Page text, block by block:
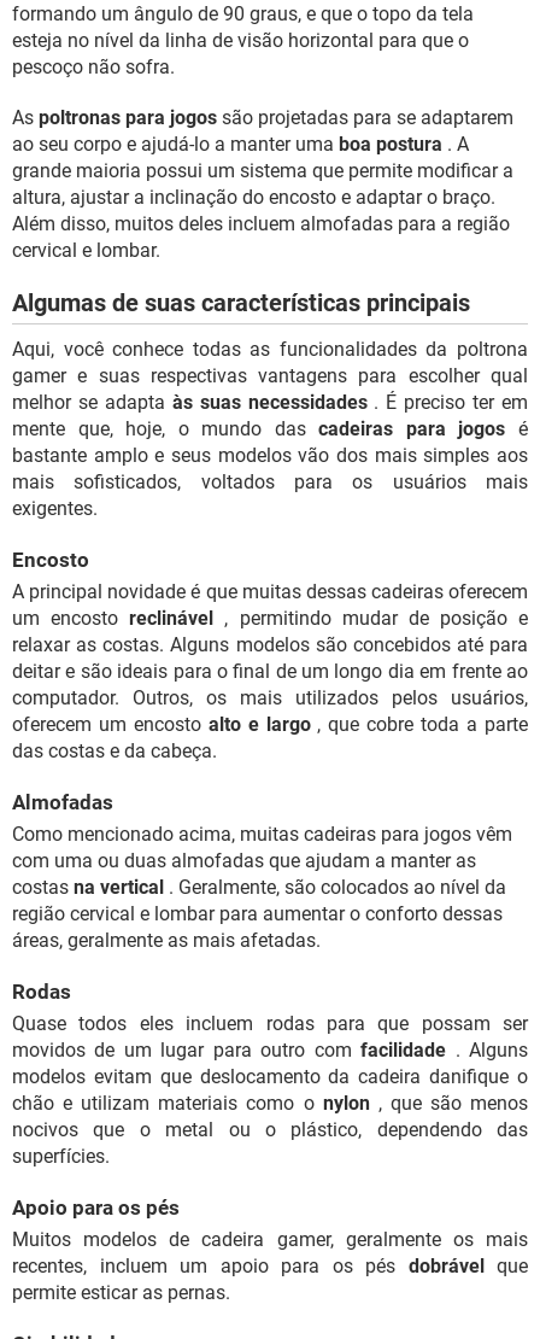
formando um ângulo de 90 graus, e que o topo da tela
esteja no nível da linha de visão horizontal para que o
pescoço não sofra.
As poltronas para jogos são projetadas para se adaptarem
ao seu corpo e ajudá-lo a manter uma boa postura . A
grande maioria possui um sistema que permite modificar a
altura, ajustar a inclinação do encosto e adaptar o braço.
Além disso, muitos deles incluem almofadas para a região
cervical e lombar.
Algumas de suas características principais
Aqui, você conhece todas as funcionalidades da poltrona
gamer e suas respectivas vantagens para escolher qual
melhor se adapta às suas necessidades. É preciso ter em
mente que, hoje, o mundo dascadeiras para jogos é
bastante amplo e seus modelos vão dos mais simples aos
mais sofisticados, voltados para os usuários mais
exigentes.
Encosto
A principal novidade é que muitas dessas cadeiras oferecem
um encostoreclinável , permitindo mudar de posição e
relaxar as costas. Alguns modelos são concebidos até para
deitar e são ideais para o final de um longo dia em frente ao
computador. Outros, os mais utilizados pelos usuários,
oferecem um encosto alto e largo, que cobre toda a parte
das costas e da cabeça.
Almofadas
Como mencionado acima, muitas cadeiras para jogos vêm
com uma ou duas almofadas que ajudam a manter as
costas na vertical . Geralmente, são colocados ao nível da
região cervical e lombar para aumentar o conforto dessas
áreas, geralmente as mais afetadas.
Rodas
Quase todos eles incluem rodas para que possam ser
movidos de um lugar para outro comfacilidade . Alguns
modelos evitam que deslocamento da cadeira danifique o
chão e utilizam materiais como o nylon, que são menos
nocivos que o metal ou o plástico, dependendo das
superfícies.
Apoio para os pés
Muitos modelos de cadeira gamer, geralmente os mais
recentes, incluem um apoio para os pés dobrávelque
permite esticar as pernas.